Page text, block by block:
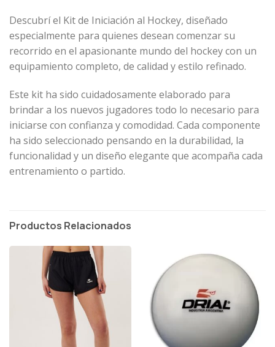
Descubrí el Kit de Iniciación al Hockey, diseñado
especialmente para quienes desean comenzar su
recorrido en el apasionante mundo del hockey con un
equipamiento completo, de calidad y estilo refinado.
Este kit ha sido cuidadosamente elaborado para
brindar a los nuevos jugadores todo lo necesario para
iniciarse con confianza y comodidad. Cada componente
ha sido seleccionado pensando en la durabilidad, la
funcionalidad y un diseño elegante que acompaña cada
entrenamiento o partido.
Productos Relacionados